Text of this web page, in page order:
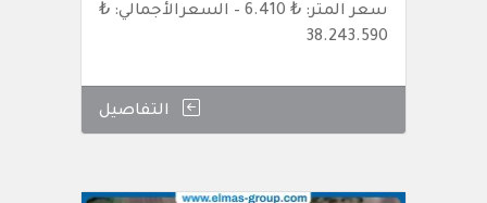
سعر المتر: ₺ 6.410 – السعرالأجمالي: ₺
38.243.590
التفاصيل